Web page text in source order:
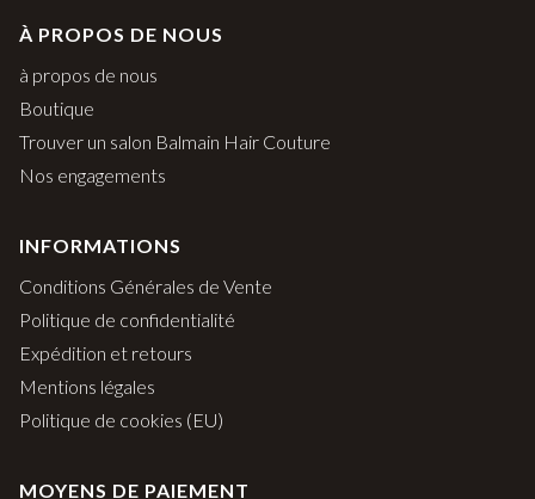
À PROPOS DE NOUS
à propos de nous
Boutique
Trouver un salon Balmain Hair Couture
Nos engagements
INFORMATIONS
Conditions Générales de Vente
Politique de confidentialité
Expédition et retours
Mentions légales
Politique de cookies (EU)
MOYENS DE PAIEMENT